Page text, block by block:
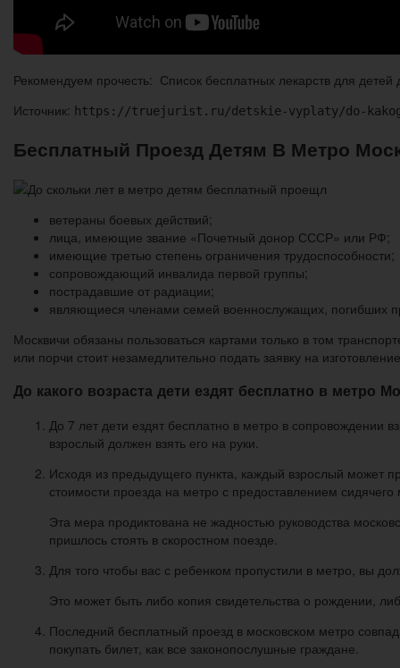
Рекомендуем прочесть: Список бесплатных лекарств для
Источник: https://truejurist.ru/detskie-vyplaty/do-
Бесплатный Проезд Детям В Метро
ветераны боевых действий;
лица, имеющие звание «Почетный донор СССР» или РФ;
имеющие третью степень ограничения трудоспособности;
сопровождающий инвалида первой группы;
пострадавшие от радиации;
являющиеся членами семей военнослужащих, погибших
Москвичи обязаны пользоваться картами только в том
или порчи стоит незамедлительно подать заявку на
До какого возраста дети ездят бесплатно в метро
До 7 лет дети ездят бесплатно в метро в сопровождении
взрослый должен взять его на руки.
Исходя из предыдущего пункта, каждый взрослый может
стоимости проезда на метро с предоставлением сидячего
Эта мера продиктована не жадностью руководства
пришлось стоять в скоростном поезде.
Для того чтобы вас с ребенком пропустили в метро, вы
Это может быть либо копия свидетельства о рождении,
Последний бесплатный проезд в московском метро
покупать билет, как все законопослушные граждане.